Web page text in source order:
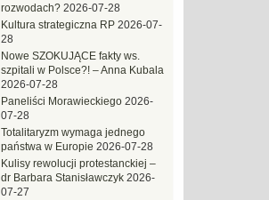
rozwodach? 2026-07-28
Kultura strategiczna RP 2026-07-
28
Nowe SZOKUJĄCE fakty ws.
szpitali w Polsce?! – Anna Kubala
2026-07-28
Paneliści Morawieckiego 2026-
07-28
Totalitaryzm wymaga jednego
państwa w Europie 2026-07-28
Kulisy rewolucji protestanckiej –
dr Barbara Stanisławczyk 2026-
07-27